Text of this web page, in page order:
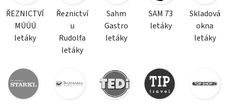
ŘEZNICTVÍ
MÚÚÚ
letáky
Řeznictví
u
Rudolfa
letáky
Sahm
Gastro
letáky
SAM 73
letáky
Skladová
okna
letáky